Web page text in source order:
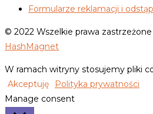
Formularze reklamacji i
© 2022 Wszelkie prawa
HashMagnet
W ramach witryny stosujemy pliki
Akceptuję
Polityka prywatności
Manage consent